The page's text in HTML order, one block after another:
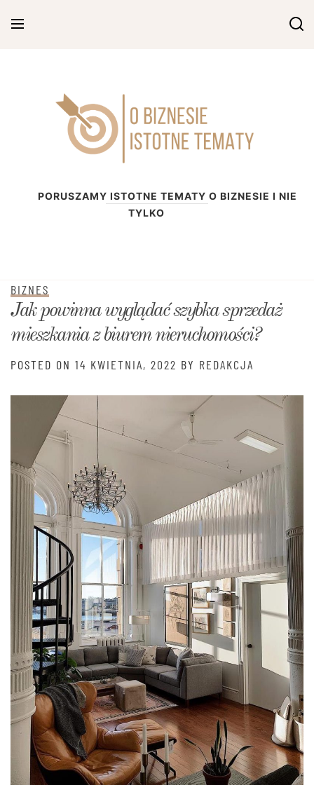
O biznesie
PORUSZAMY ISTOTNE TEMATY O BIZNESIE I NIE
TYLKO
BIZNES
Jak powinna wyglądać szybka sprzedaż
mieszkania z biurem nieruchomości?
POSTED ON 14 KWIETNIA, 2022 BY REDAKCJA